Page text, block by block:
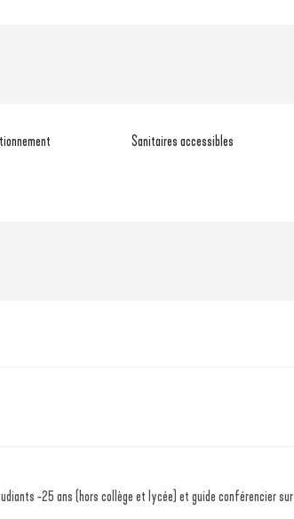
Sanitaires accessibles
-25 ans (hors collège et lycée) et guide conférencier sur